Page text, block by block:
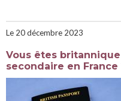
Le 20 décembre 2023
Vous êtes
secondaire en France